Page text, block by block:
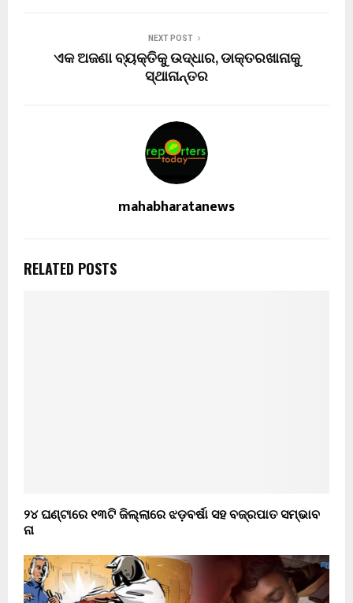
NEXT POST
ଏକ ଅଜଣା ବ୍ୟକ୍ତିକୁ ଉଦ୍ଧାର, ଡାକ୍ତରଖାନାକୁ
ସ୍ଥାନାନ୍ତର
mahabharatanews
RELATED POSTS
୨୪ ଘଣ୍ଟାରେ ୧୩ଟି ଜିଲ୍ଲାରେ ଝଡ଼ବର୍ଷା ସହ ବଜ୍ରପାତ ସମ୍ଭାବ
ନା